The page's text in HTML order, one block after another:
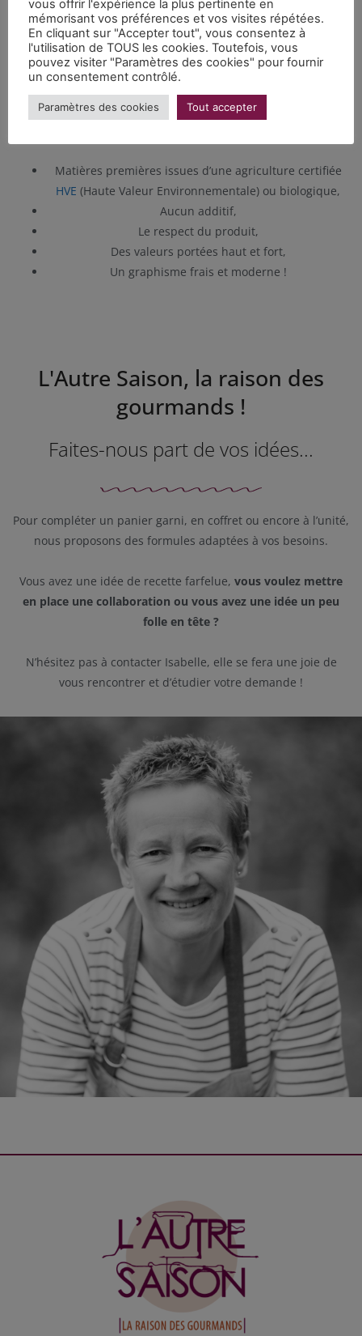
L’Autre Saison, c’est avant tout une vision de l’entreprenariat
et surtout, une entreprise à taille humaine,privilégiant la
qualité et la saisonnalité des produits: ici, nous ne cuisons
pas de confiture de fraises en décembre, ou de rhubarbe en
Matières premières issues d’une agriculture certifiée
HVE (Haute Valeur Environnementale) ou biologique,
Aucun additif,
Le respect du produit,
Des valeurs portées haut et fort,
Un graphisme frais et moderne !
L'Autre Saison, la raison des
gourmands !
Faites-nous part de vos idées...
Pour compléter un panier garni, en coffret ou encore à l’unité,
nous proposons des formules adaptées à vos besoins.
Vous avez une idée de recette farfelue, vous voulez mettre
en place une collaboration ou vous avez une idée un peu
folle en tête ?
N’hésitez pas à contacter Isabelle, elle se fera une joie de
vous rencontrer et d’étudier votre demande !
vous offrir l'expérience la plus pertinente en
mémorisant vos préférences et vos visites répétées.
En cliquant sur "Accepter tout", vous consentez à
l'utilisation de TOUS les cookies. Toutefois, vous
pouvez visiter "Paramètres des cookies" pour fournir
un consentement contrôlé.
Paramètres des cookies Tout accepter